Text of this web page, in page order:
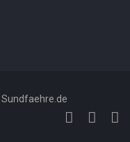
Sundfaehre.de